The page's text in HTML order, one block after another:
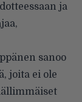
ja
sanoo
joita ei ole